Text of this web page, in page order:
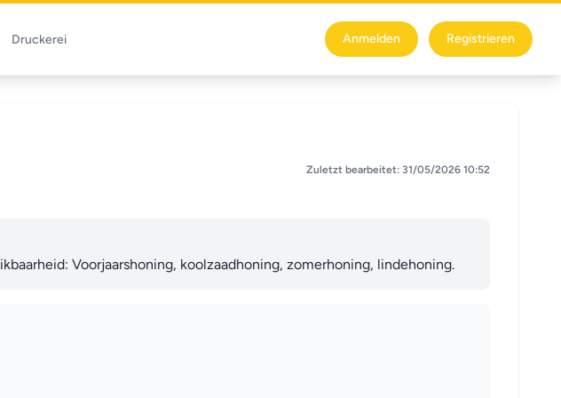
Druckerei Anmelden Registrieren
Zuletzt bearbeitet: 31/05/2026 10:52
Voorjaarshoning, koolzaadhoning, zomerhoning, lindehoning.